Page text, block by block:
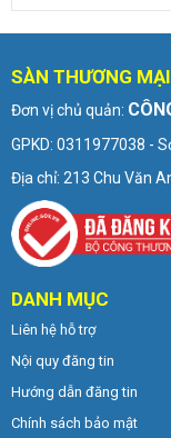
SÀN THƯƠNG
Đơn vị chủ quản:
GPKD: 0311977038 -
Địa chỉ: 213 Chu Văn
DANH MỤC
Liên hệ hỗ trợ
Nội quy đăng tin
Hướng dẫn đăng tin
Chính sách bảo mật